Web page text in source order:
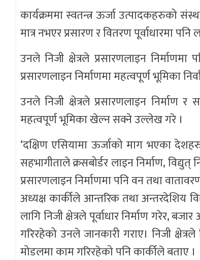
कार्यक्रममा स्वतन्त्र ऊर्जा उत्पादकहरुको
मात्र नभएर प्रसारण र वितरण पूर्वाधारमा
उनले निजी क्षेत्रले प्रसारणलाइन
प्रसारणलाइन निर्माणमा महत्वपूर्ण भूमिका
उनले निजी क्षेत्रले प्रसारणलाइन निर्माण
महत्वपूर्ण भूमिका खेल्न सक्ने उल्लेख गरे ।
‘दक्षिण एसियामा ऊर्जाको माग भएका
सहभागीताले क्रसबोर्डर लाइन निर्माण,
प्रसारणलाइन निर्माणमा पनि वन तथा
अध्यक्ष कार्कीले आन्तरिक तथा अन्तरदेशिय
लागि निजी क्षेत्रले पूर्वाधार निर्माण गरेर,
गरिरहेको उनले जानकारी गराए। निजी
मोडलमा काम गरिरहेको पनि कार्कीले बताए ।